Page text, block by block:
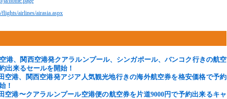
airlines/airasia.aspx
港、関西空港発クアラルンプール、シンガポール、バンコク行きの航空
出来るセールを開始！
空港、関西空港発アジア人気観光地行きの海外航空券を格安価格で予約
！
空港〜クアラルンプール空港便の航空券を片道9000円で予約出来るキャ